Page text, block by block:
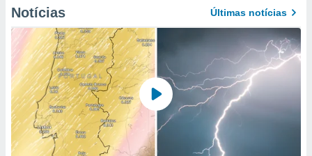
Notícias Últimas notícias